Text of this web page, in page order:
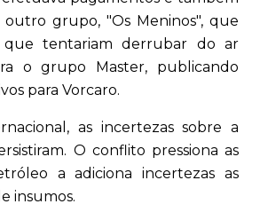
outro grupo, "Os Meninos", que
que tentariam derrubar do ar
o grupo Master, publicando
para Vorcaro.
as incertezas sobre a
O conflito pressiona as
a adiciona incertezas as
insumos.